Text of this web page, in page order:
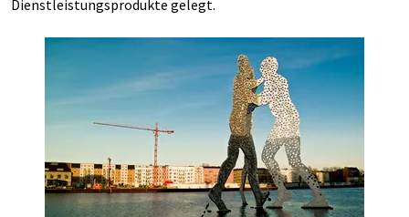
Dienstleistungsprodukte gelegt.